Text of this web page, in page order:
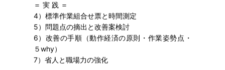
＝ 実 践 ＝
4）標準作業組合せ票と時間測定
5）問題点の摘出と改善案検討
6）改善の手順（動作経済の原則・作業姿勢点・
５why）
7）省人と職場力の強化